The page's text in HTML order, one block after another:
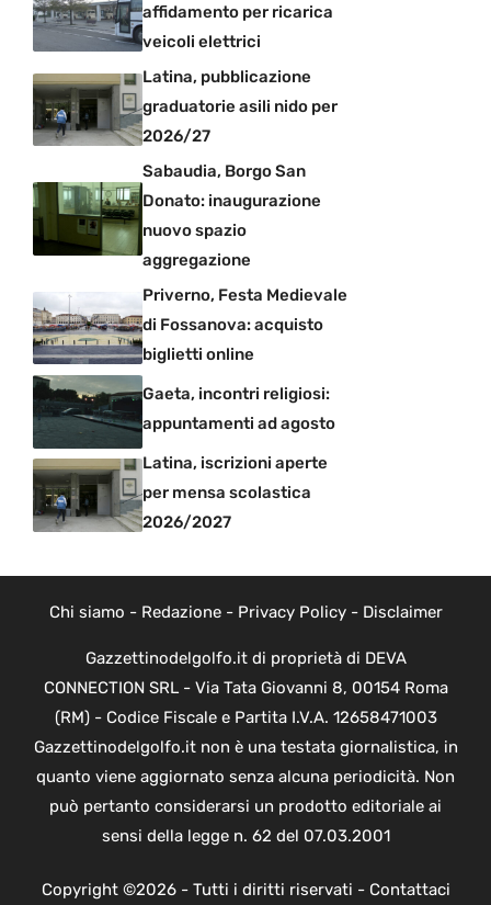
affidamento per ricarica
veicoli elettrici
Latina, pubblicazione
graduatorie asili nido per
2026/27
Sabaudia, Borgo San
Donato: inaugurazione
nuovo spazio
aggregazione
Priverno, Festa Medievale
di Fossanova: acquisto
biglietti online
Gaeta, incontri religiosi:
appuntamenti ad agosto
Latina, iscrizioni aperte
per mensa scolastica
2026/2027
Chi siamo - Redazione- Privacy Policy- Disclaimer
Gazzettinodelgolfo.it di proprietà di DEVA
CONNECTION SRL - Via Tata Giovanni 8, 00154 Roma
(RM) - Codice Fiscale e Partita I.V.A. 12658471003
Gazzettinodelgolfo.it non è una testata giornalistica, in
quanto viene aggiornato senza alcuna periodicità. Non
può pertanto considerarsi un prodotto editoriale ai
sensi della legge n. 62 del 07.03.2001
Copyright ©2026 - Tutti i diritti riservati - Contattaci